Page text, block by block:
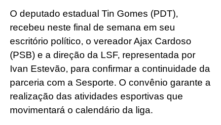
O deputado estadual Tin Gomes (PDT),
recebeu neste final de semana em seu
escritório político, o vereador Ajax Cardoso
(PSB) e a direção da LSF, representada por
Ivan Estevão, para confirmar a continuidade da
parceria com a Sesporte. O convênio garante a
realização das atividades esportivas que
movimentará o calendário da liga.